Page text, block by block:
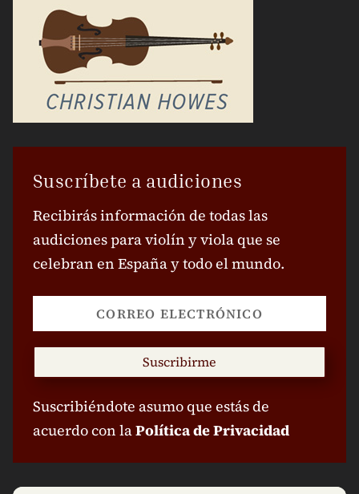
Suscríbete a audiciones
Recibirás información de todas las
audiciones para violín y viola que se
celebran en España y todo el mundo.
Suscribirme
Suscribiéndote asumo que estás de
acuerdo con laPolítica de Privacidad